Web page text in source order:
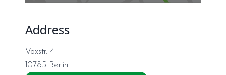
Address
Voxstr. 4
10785 Berlin